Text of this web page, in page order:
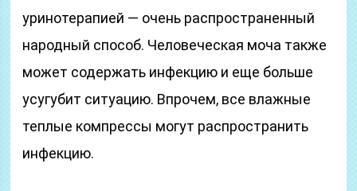
уринотерапией — очень распространенный
народный способ. Человеческая моча также
может содержать инфекцию и еще больше
усугубит ситуацию. Впрочем, все влажные
теплые компрессы могут распространить
инфекцию.